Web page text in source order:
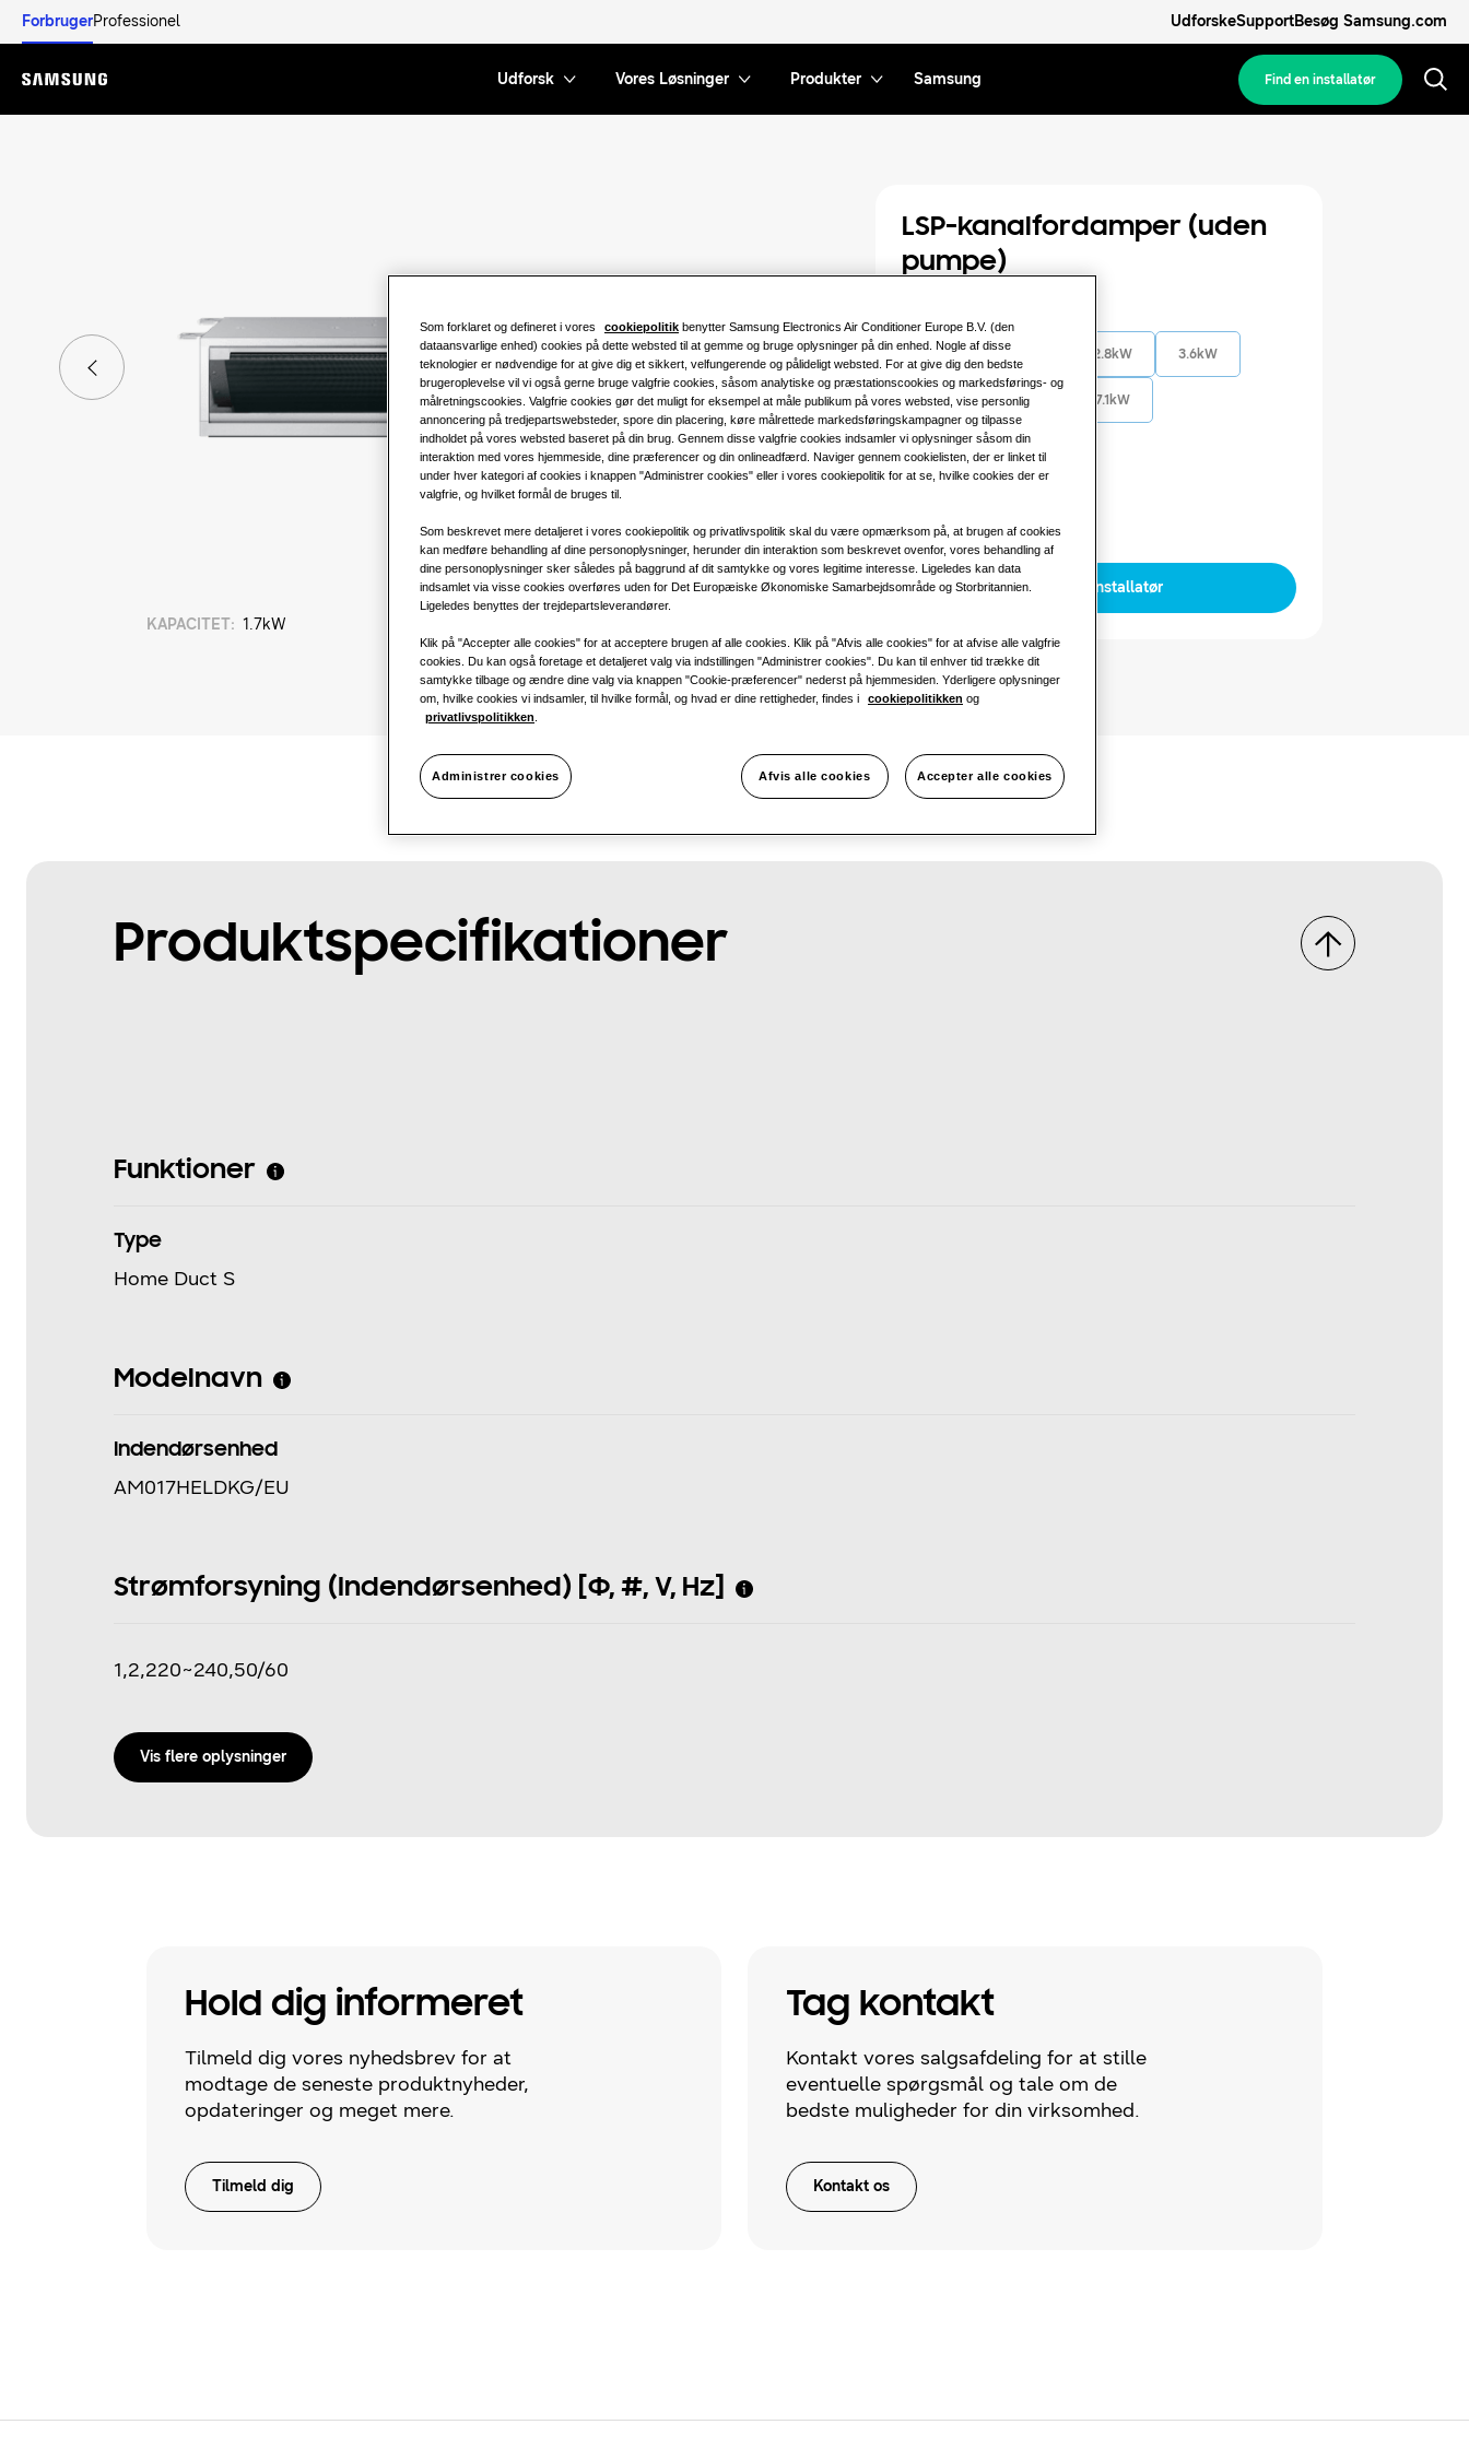
ForbrugerProfessionel UdforskeSupportBesøg Samsung.com
Menu
Udforsk Vores Løsninger Produkter Samsung Find en installatør
KAPACITET: 1.7kW
LSP-kanalfordamper (uden
pumpe)
1.7kW 2.2kW 2.8kW 3.6kW
4.5kW 5.6kW 7.1kW
Tilgængelig strøm
Find en installatør
Produktspecifikationer
Funktioner
Type
Home Duct S
Modelnavn
Indendørsenhed
AM017HELDKG/EU
Strømforsyning (Indendørsenhed) [Φ, #, V, Hz]
1,2,220~240,50/60
Vis flere oplysninger
Hold dig informeret
Tilmeld dig vores nyhedsbrev for at
modtage de seneste produktnyheder,
opdateringer og meget mere.
Tilmeld dig
Tag kontakt
Kontakt vores salgsafdeling for at stille
eventuelle spørgsmål og tale om de
bedste muligheder for din virksomhed.
Kontakt os
Som forklaret og defineret i vores cookiepolitik benytter Samsung Electronics Air Conditioner Europe B.V. (den
dataansvarlige enhed) cookies på dette websted til at gemme og bruge oplysninger på din enhed. Nogle af disse
teknologier er nødvendige for at give dig et sikkert, velfungerende og pålideligt websted. For at give dig den bedste
brugeroplevelse vil vi også gerne bruge valgfrie cookies, såsom analytiske og præstationscookies og markedsførings- og
målretningscookies. Valgfrie cookies gør det muligt for eksempel at måle publikum på vores websted, vise personlig
annoncering på tredjepartswebsteder, spore din placering, køre målrettede markedsføringskampagner og tilpasse
indholdet på vores websted baseret på din brug. Gennem disse valgfrie cookies indsamler vi oplysninger såsom din
interaktion med vores hjemmeside, dine præferencer og din onlineadfærd. Naviger gennem cookielisten, der er linket til
under hver kategori af cookies i knappen "Administrer cookies" eller i vores cookiepolitik for at se, hvilke cookies der er
valgfrie, og hvilket formål de bruges til.
Som beskrevet mere detaljeret i vores cookiepolitik og privatlivspolitik skal du være opmærksom på, at brugen af cookies
kan medføre behandling af dine personoplysninger, herunder din interaktion som beskrevet ovenfor, vores behandling af
dine personoplysninger sker således på baggrund af dit samtykke og vores legitime interesse. Ligeledes kan data
indsamlet via visse cookies overføres uden for Det Europæiske Økonomiske Samarbejdsområde og Storbritannien.
Ligeledes benyttes der trejdepartsleverandører.
Klik på "Accepter alle cookies" for at acceptere brugen af alle cookies. Klik på "Afvis alle cookies" for at afvise alle valgfrie
cookies. Du kan også foretage et detaljeret valg via indstillingen "Administrer cookies". Du kan til enhver tid trække dit
samtykke tilbage og ændre dine valg via knappen "Cookie-præferencer" nederst på hjemmesiden. Yderligere oplysninger
om, hvilke cookies vi indsamler, til hvilke formål, og hvad er dine rettigheder, findes i
cookiepolitikken og
privatlivspolitikken
Administrer cookies Afvis alle cookies Accepter alle cookies